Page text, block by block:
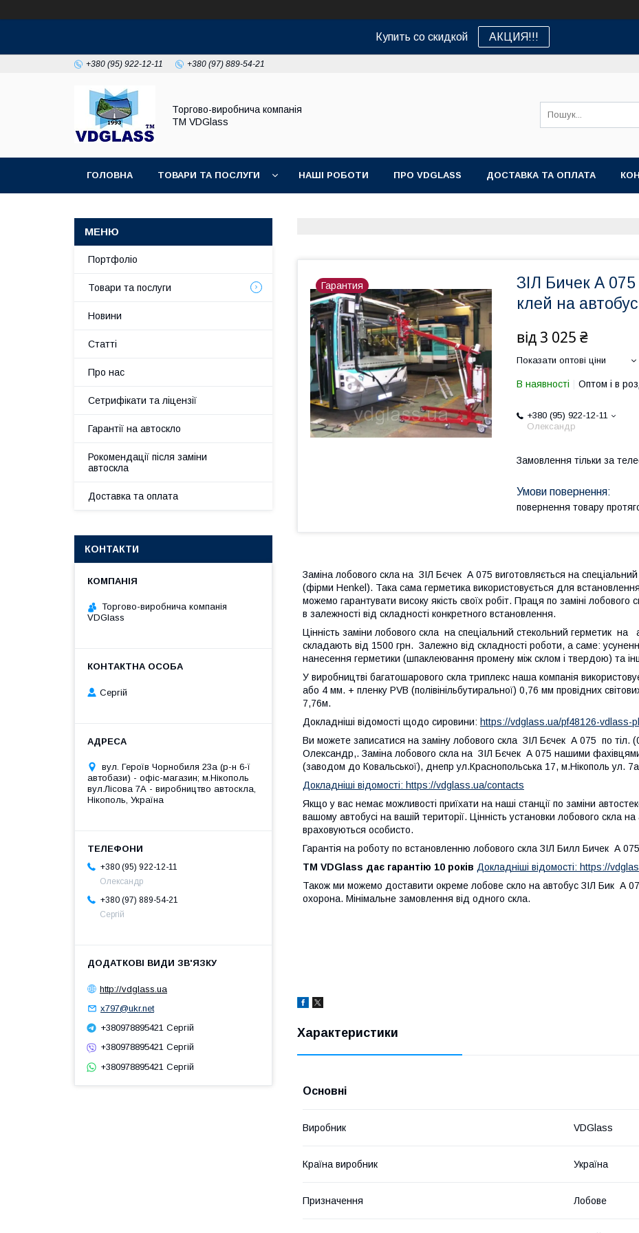
Купить со скидкой АКЦИЯ!!!
+380 (95) 922-12-11 +380 (97) 889-54-21
Торгово-виробнича компанія
ТМ VDGlass
ГОЛОВНА ТОВАРИ ТА ПОСЛУГИ НАШІ РОБОТИ ПРО VDGLASS ДОСТАВКА ТА ОПЛАТА
Гарантия
ЗІЛ Бичек А 075
клей на
від 3 025 ₴
Показати оптові ціни
В наявності Оптом і в
+380 (95) 922-12-11
Олександр
Замовлення тільки за
повернення товару
Заміна лобового скла на ЗІЛ Бєчек А 075 виготовляється на
(фірми Henkel). Така сама герметика використовується для
можемо гарантувати високу якість своїх робіт. Праця по заміні
в залежності від складності конкретного встановлення.
Цінність заміни лобового скла на спеціальний стекольний герметик
складають від 1500 грн. Залежно від складності роботи, а саме:
нанесення герметики (шпаклеювання промену між склом і твердою) та
У виробництві багатошарового скла триплекс наша компанія
або 4 мм. + пленку PVB (полівінільбутиральної) 0,76 мм провідних
7,76м.
Докладніші відомості щодо сировини: https://vdglass.ua/pf48126-vdlass-
Ви можете записатися на заміну лобового скла ЗІЛ Бєчек А 075 по тіл.
Олександр,. Заміна лобового скла на ЗІЛ Бєчек А 075 нашими фахівцями
(заводом до Ковальської), днепр ул.Краснопольська 17, м.Нікополь ул.
Докладніші відомості: https://vdglass.ua/contacts
Якщо у вас немає можливості приїхати на наші станції по заміни
вашому автобусі на вашій території. Цінність установки лобового скла
враховуються особисто.
Гарантія на роботу по встановленню лобового скла ЗІЛ Билл Бичек А
TM VDGlass дає гарантію 10 років Докладніші відомості: https://
Також ми можемо доставити окреме лобове скло на автобус ЗІЛ Бик А
охорона. Мінімальне замовлення від одного скла.
Характеристики
Основні
Виробник VDGlass
Країна виробник Україна
Призначення Лобове
Портфоліо
Товари та послуги
Новини
Статті
Про нас
Сетрифікати та ліцензії
Гарантії на автоскло
Рокомендації після заміни
автоскла
Доставка та оплата
КОНТАКТИ
Торгово-виробнича компанія
VDGlass
Сергій
вул. Героїв Чорнобиля 23а (р-н 6-ї
автобази) - офіс-магазин; м.Нікополь
вул.Лісова 7А - виробництво автоскла,
Нікополь, Україна
+380 (95) 922-12-11
Олександр
+380 (97) 889-54-21
Сергій
http://vdglass.ua
x797@ukr.net
+380978895421 Сергій
+380978895421 Сергій
+380978895421 Сергій